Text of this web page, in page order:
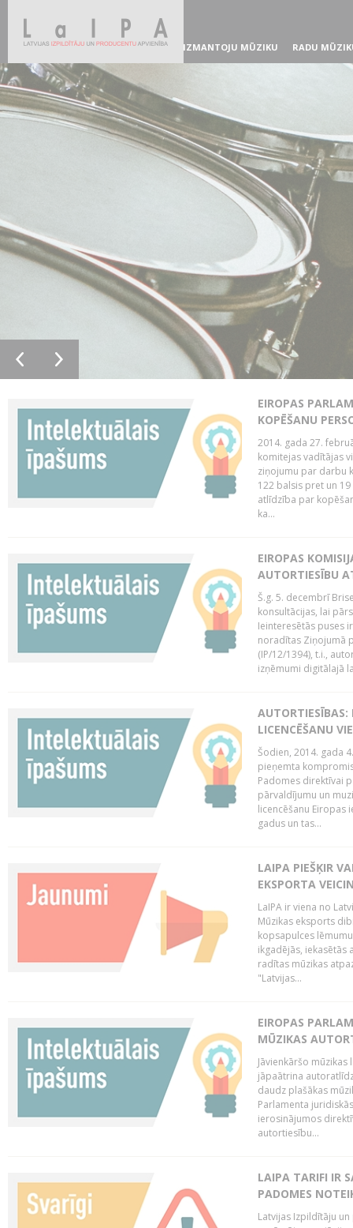
IZMANTOJU MŪZIKU RADU
EIROPAS
KOPĒŠANU
2014. gada 27.
komitejas vadītājas
ziņojumu par darbu
122 balsis pret un
atlīdzība par
ka...
EIROPAS
AUTORTIESĪBU
Š.g. 5. decembrī
konsultācijas, lai
Ieinteresētās puses
noradītas Ziņojumā
(IP/12/1394), t.i.,
izņēmumi digitālajā
AUTORTIESĪBAS:
LICENCĒŠANU
Šodien, 2014. gada
pieņemta
Padomes direktīvai
pārvaldījumu un
licencēšanu Eiropas
gadus un tas...
LAIPA PIEŠĶIR
EKSPORTA
LaIPA ir viena no
Mūzikas eksports
kopsapulces
ikgadējās, iekasētās
radītas mūzikas
"Latvijas...
EIROPAS
MŪZIKAS
Jāvienkāršo
jāpaātrina
daudz plašākas
Parlamenta
ierosinājumos
autortiesību...
LAIPA TARIFI IR
PADOMES
Latvijas Izpildītāju